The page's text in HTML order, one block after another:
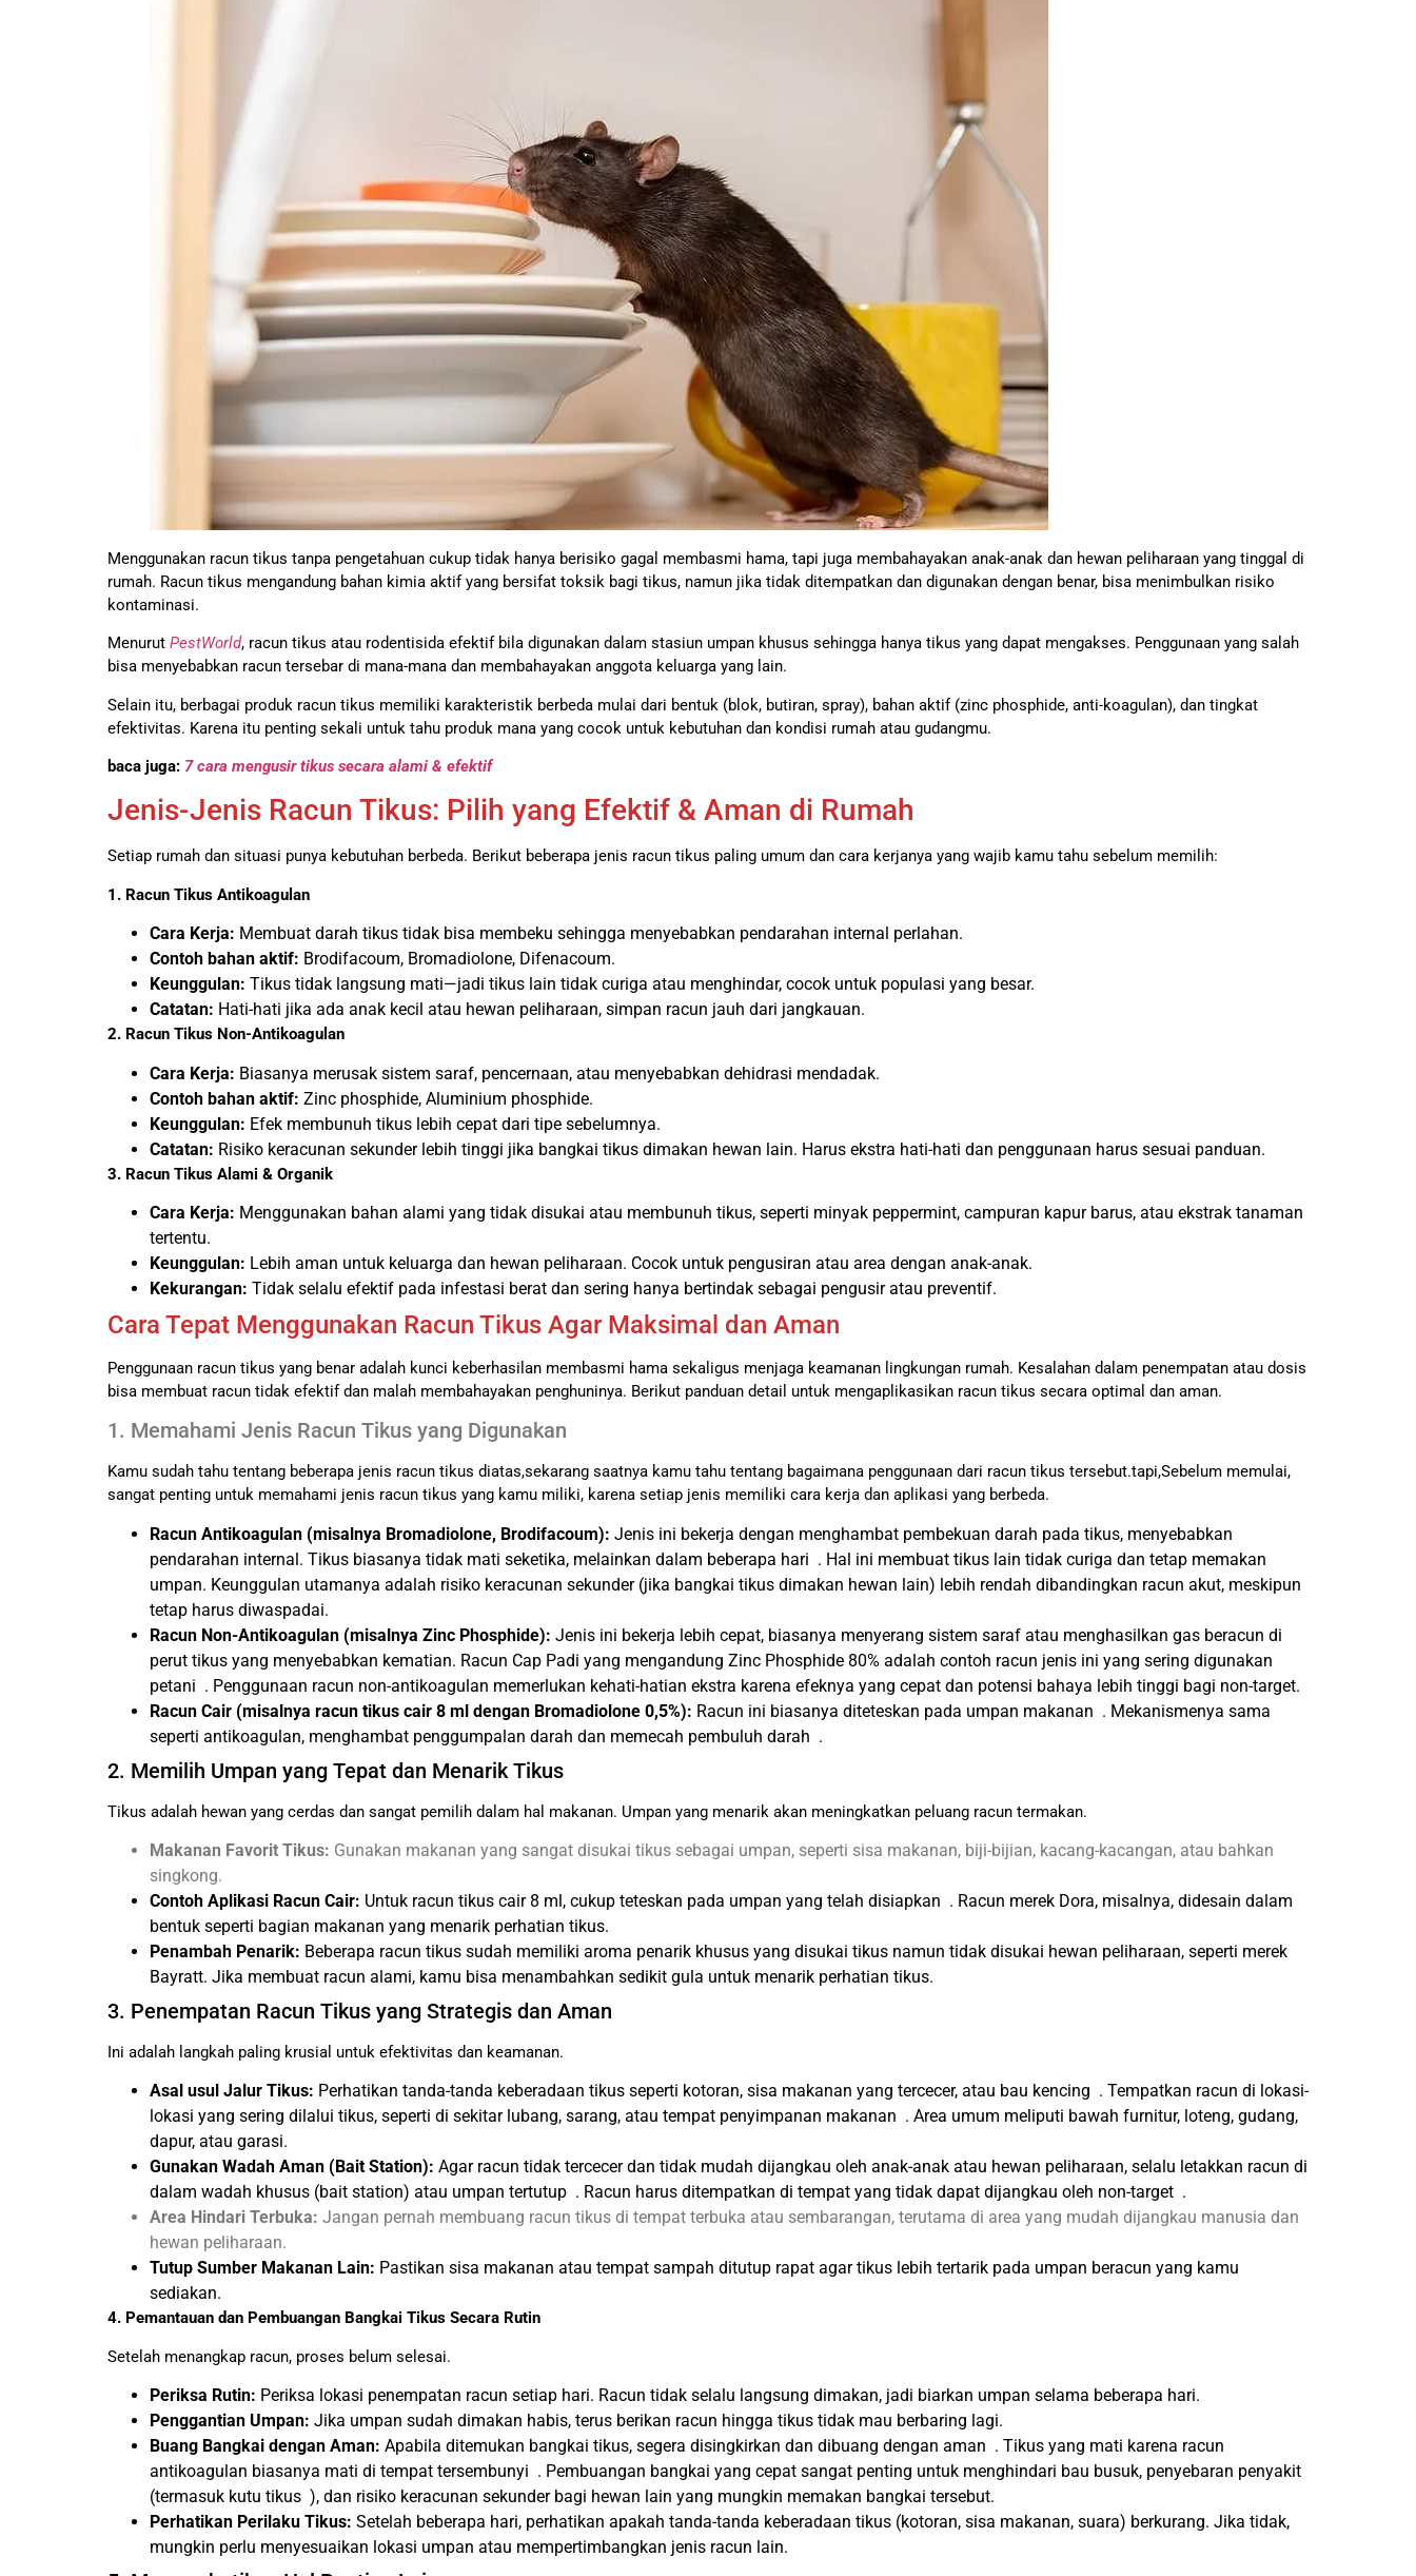
Menggunakan racun tikus tanpa pengetahuan cukup tidak hanya berisiko gagal membasmi hama, tapi juga membahayakan anak-anak dan hewan peliharaan yang tinggal di
rumah. Racun tikus mengandung bahan kimia aktif yang bersifat toksik bagi tikus, namun jika tidak ditempatkan dan digunakan dengan benar, bisa menimbulkan risiko
kontaminasi.
Menurut PestWorld, racun tikus atau rodentisida efektif bila digunakan dalam stasiun umpan khusus sehingga hanya tikus yang dapat mengakses. Penggunaan yang salah
bisa menyebabkan racun tersebar di mana-mana dan membahayakan anggota keluarga yang lain.
Selain itu, berbagai produk racun tikus memiliki karakteristik berbeda mulai dari bentuk (blok, butiran, spray), bahan aktif (zinc phosphide, anti-koagulan), dan tingkat
efektivitas. Karena itu penting sekali untuk tahu produk mana yang cocok untuk kebutuhan dan kondisi rumah atau gudangmu.
baca juga: 7 cara mengusir tikus secara alami & efektif
Jenis-Jenis Racun Tikus: Pilih yang Efektif & Aman di Rumah
Setiap rumah dan situasi punya kebutuhan berbeda. Berikut beberapa jenis racun tikus paling umum dan cara kerjanya yang wajib kamu tahu sebelum memilih:
1. Racun Tikus Antikoagulan
Cara Kerja: Membuat darah tikus tidak bisa membeku sehingga menyebabkan pendarahan internal perlahan.
Contoh bahan aktif: Brodifacoum, Bromadiolone, Difenacoum.
Keunggulan: Tikus tidak langsung mati—jadi tikus lain tidak curiga atau menghindar, cocok untuk populasi yang besar.
Catatan: Hati-hati jika ada anak kecil atau hewan peliharaan, simpan racun jauh dari jangkauan.
2. Racun Tikus Non-Antikoagulan
Cara Kerja: Biasanya merusak sistem saraf, pencernaan, atau menyebabkan dehidrasi mendadak.
Contoh bahan aktif: Zinc phosphide, Aluminium phosphide.
Keunggulan: Efek membunuh tikus lebih cepat dari tipe sebelumnya.
Catatan: Risiko keracunan sekunder lebih tinggi jika bangkai tikus dimakan hewan lain. Harus ekstra hati-hati dan penggunaan harus sesuai panduan.
3. Racun Tikus Alami & Organik
Cara Kerja: Menggunakan bahan alami yang tidak disukai atau membunuh tikus, seperti minyak peppermint, campuran kapur barus, atau ekstrak tanaman
tertentu.
Keunggulan: Lebih aman untuk keluarga dan hewan peliharaan. Cocok untuk pengusiran atau area dengan anak-anak.
Kekurangan: Tidak selalu efektif pada infestasi berat dan sering hanya bertindak sebagai pengusir atau preventif.
Cara Tepat Menggunakan Racun Tikus Agar Maksimal dan Aman
Penggunaan racun tikus yang benar adalah kunci keberhasilan membasmi hama sekaligus menjaga keamanan lingkungan rumah. Kesalahan dalam penempatan atau dosis
bisa membuat racun tidak efektif dan malah membahayakan penghuninya. Berikut panduan detail untuk mengaplikasikan racun tikus secara optimal dan aman.
1. Memahami Jenis Racun Tikus yang Digunakan
Kamu sudah tahu tentang beberapa jenis racun tikus diatas,sekarang saatnya kamu tahu tentang bagaimana penggunaan dari racun tikus tersebut.tapi,Sebelum memulai,
sangat penting untuk memahami jenis racun tikus yang kamu miliki, karena setiap jenis memiliki cara kerja dan aplikasi yang berbeda.
Racun Antikoagulan (misalnya Bromadiolone, Brodifacoum): Jenis ini bekerja dengan menghambat pembekuan darah pada tikus, menyebabkan
pendarahan internal. Tikus biasanya tidak mati seketika, melainkan dalam beberapa hari . Hal ini membuat tikus lain tidak curiga dan tetap memakan
umpan. Keunggulan utamanya adalah risiko keracunan sekunder (jika bangkai tikus dimakan hewan lain) lebih rendah dibandingkan racun akut, meskipun
tetap harus diwaspadai.
Racun Non-Antikoagulan (misalnya Zinc Phosphide): Jenis ini bekerja lebih cepat, biasanya menyerang sistem saraf atau menghasilkan gas beracun di
perut tikus yang menyebabkan kematian. Racun Cap Padi yang mengandung Zinc Phosphide 80% adalah contoh racun jenis ini yang sering digunakan
petani . Penggunaan racun non-antikoagulan memerlukan kehati-hatian ekstra karena efeknya yang cepat dan potensi bahaya lebih tinggi bagi non-target.
Racun Cair (misalnya racun tikus cair 8 ml dengan Bromadiolone 0,5%): Racun ini biasanya diteteskan pada umpan makanan . Mekanismenya sama
seperti antikoagulan, menghambat penggumpalan darah dan memecah pembuluh darah .
2. Memilih Umpan yang Tepat dan Menarik Tikus
Tikus adalah hewan yang cerdas dan sangat pemilih dalam hal makanan. Umpan yang menarik akan meningkatkan peluang racun termakan.
Makanan Favorit Tikus: Gunakan makanan yang sangat disukai tikus sebagai umpan, seperti sisa makanan, biji-bijian, kacang-kacangan, atau bahkan
singkong.
Contoh Aplikasi Racun Cair: Untuk racun tikus cair 8 ml, cukup teteskan pada umpan yang telah disiapkan . Racun merek Dora, misalnya, didesain dalam
bentuk seperti bagian makanan yang menarik perhatian tikus.
Penambah Penarik: Beberapa racun tikus sudah memiliki aroma penarik khusus yang disukai tikus namun tidak disukai hewan peliharaan, seperti merek
Bayratt. Jika membuat racun alami, kamu bisa menambahkan sedikit gula untuk menarik perhatian tikus.
3. Penempatan Racun Tikus yang Strategis dan Aman
Ini adalah langkah paling krusial untuk efektivitas dan keamanan.
Asal usul Jalur Tikus: Perhatikan tanda-tanda keberadaan tikus seperti kotoran, sisa makanan yang tercecer, atau bau kencing . Tempatkan racun di lokasi-
lokasi yang sering dilalui tikus, seperti di sekitar lubang, sarang, atau tempat penyimpanan makanan . Area umum meliputi bawah furnitur, loteng, gudang,
dapur, atau garasi.
Gunakan Wadah Aman (Bait Station): Agar racun tidak tercecer dan tidak mudah dijangkau oleh anak-anak atau hewan peliharaan, selalu letakkan racun di
dalam wadah khusus (bait station) atau umpan tertutup . Racun harus ditempatkan di tempat yang tidak dapat dijangkau oleh non-target .
Area Hindari Terbuka: Jangan pernah membuang racun tikus di tempat terbuka atau sembarangan, terutama di area yang mudah dijangkau manusia dan
hewan peliharaan.
Tutup Sumber Makanan Lain: Pastikan sisa makanan atau tempat sampah ditutup rapat agar tikus lebih tertarik pada umpan beracun yang kamu
sediakan.
4. Pemantauan dan Pembuangan Bangkai Tikus Secara Rutin
Setelah menangkap racun, proses belum selesai.
Periksa Rutin: Periksa lokasi penempatan racun setiap hari. Racun tidak selalu langsung dimakan, jadi biarkan umpan selama beberapa hari.
Penggantian Umpan: Jika umpan sudah dimakan habis, terus berikan racun hingga tikus tidak mau berbaring lagi.
Buang Bangkai dengan Aman: Apabila ditemukan bangkai tikus, segera disingkirkan dan dibuang dengan aman . Tikus yang mati karena racun
antikoagulan biasanya mati di tempat tersembunyi . Pembuangan bangkai yang cepat sangat penting untuk menghindari bau busuk, penyebaran penyakit
(termasuk kutu tikus ), dan risiko keracunan sekunder bagi hewan lain yang mungkin memakan bangkai tersebut.
Perhatikan Perilaku Tikus: Setelah beberapa hari, perhatikan apakah tanda-tanda keberadaan tikus (kotoran, sisa makanan, suara) berkurang. Jika tidak,
mungkin perlu menyesuaikan lokasi umpan atau mempertimbangkan jenis racun lain.